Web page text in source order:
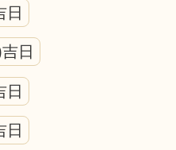
、俗为纲、合己
，筛选宜办事项的日
再结合现实时间、
具体场景解读，不
日
日
日
日